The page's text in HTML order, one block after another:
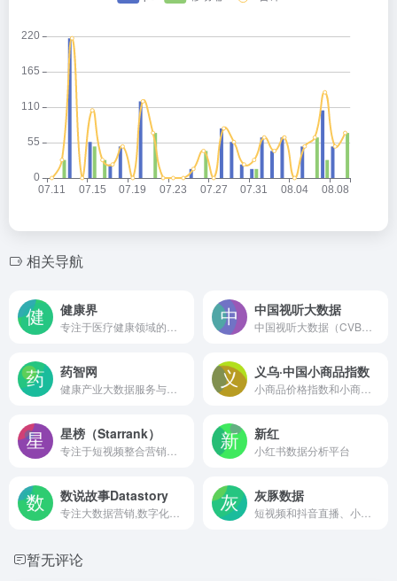
相关导航
健康界 中国视听大数据
药智网 义乌·中国小商品指数
星榜（Starrank） 新红
小红书数据分析平台
数说故事Datastory 灰豚数据
暂无评论